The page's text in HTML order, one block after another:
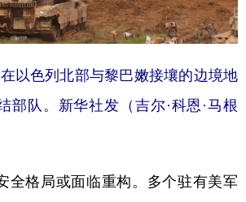
以色列北部与黎巴嫩接壤的边境地
部队。新华社发（吉尔·科恩·马根
格局或面临重构。多个驻有美军